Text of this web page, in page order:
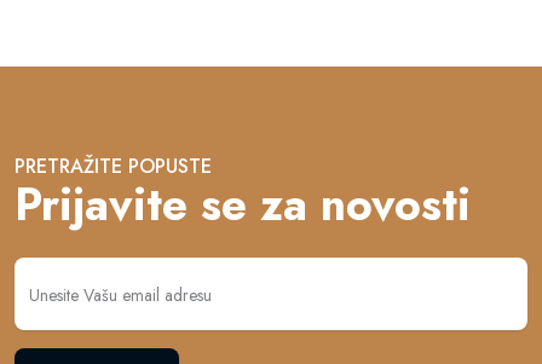
PRETRAŽITE POPUSTE
Prijavite se za novosti